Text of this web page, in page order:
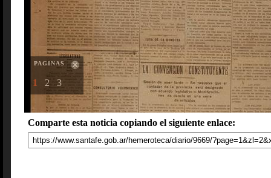
PAGINAS
1 2 3
Comparte esta noticia copiando el siguiente enlace: